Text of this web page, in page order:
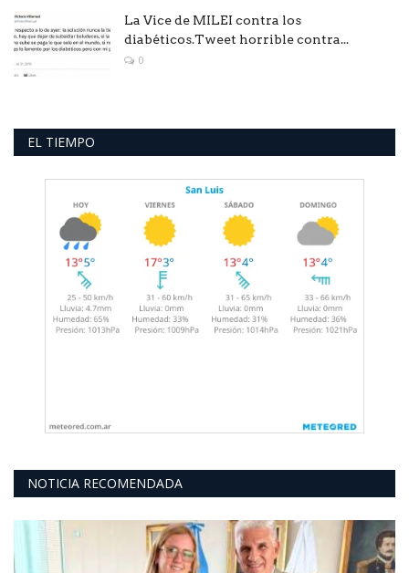
La Vice de MILEI contra los
diabéticos.Tweet horrible contra...
0
EL TIEMPO
NOTICIA RECOMENDADA